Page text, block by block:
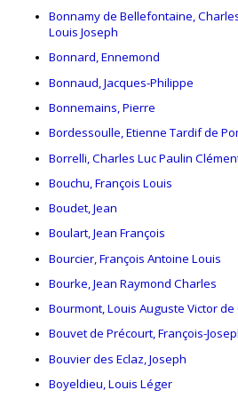
Bonnamy de Bellefontaine,
Louis Joseph
Bonnard, Ennemond
Bonnaud, Jacques-Philippe
Bonnemains, Pierre
Bordessoulle, Etienne Tardif de
Borrelli, Charles Luc Paulin
Bouchu, François Louis
Boudet, Jean
Boulart, Jean François
Bourcier, François Antoine Louis
Bourke, Jean Raymond Charles
Bourmont, Louis Auguste Victor
Bouvet de Précourt, François-
Bouvier des Eclaz, Joseph
Boyeldieu, Louis Léger